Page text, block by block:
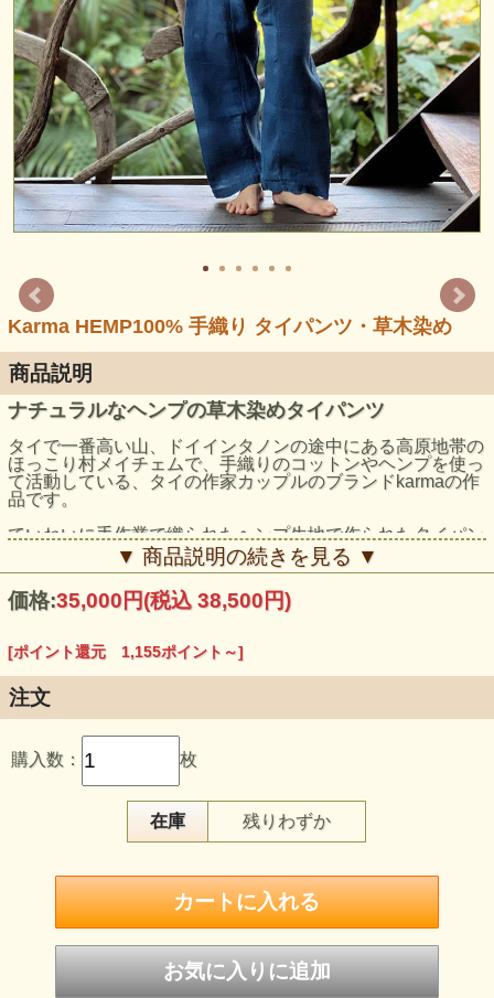
Karma HEMP100% 手織り タイパンツ・草木染め
商品説明
ナチュラルなヘンプの草木染めタイパンツ
タイで一番高い山、ドイインタノンの途中にある高原地帯の
ほっこり村メイチェムで、手織りのコットンやヘンプを使っ
て活動している、タイの作家カップルのブランドkarmaの作
品です。
ていねいに手作業で織られたヘンプ生地で作られたタイパン
ツをインディゴで染めました。
洗うたびにどんどんやわらかくなって、ウエストは紐で調節
できるので、とても快適！
体型を選ばす、男女兼用でどなたでも着こなしていただけま
す。
※なおこちらの商品は、洗うときに紐が絡まりやすいのでご
注意ください。
だくことをお勧めします。
モデル身長：159cm
▼ 商品説明の続きを見る ▼
価格:35,000円(税込 38,500円)
[ポイント還元 1,155ポイント～]
注文
購入数： 枚
在庫 残りわずか